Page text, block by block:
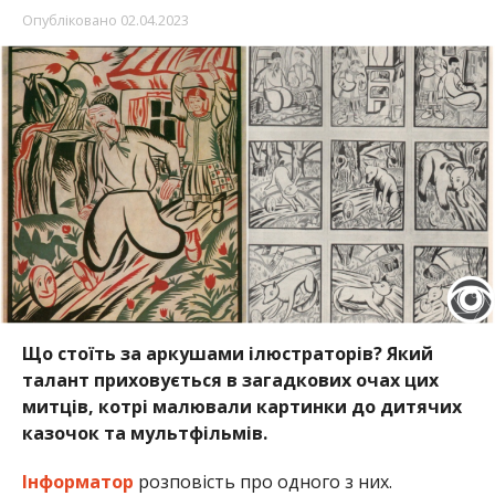
Опубліковано 02.04.2023
Що стоїть за аркушами ілюстраторів? Який
талант приховується в загадкових очах цих
митців, котрі малювали картинки до дитячих
казочок та мультфільмів.
Інформатор розповість про одного з них.